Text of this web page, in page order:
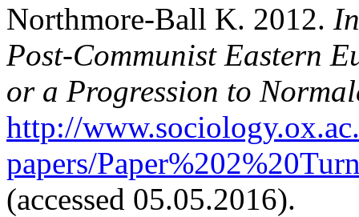
Northmore-Ball K. 2012.
Post-Communist Eastern
or a Progression to
http://
papers/
(accessed 05.05.2016).